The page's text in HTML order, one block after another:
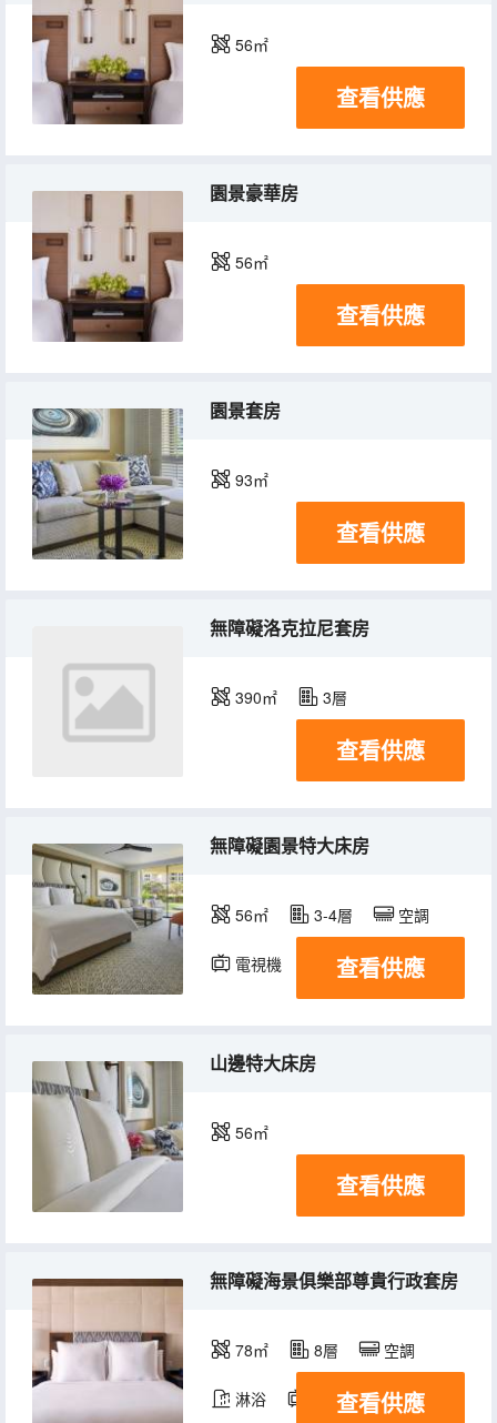
56㎡
查看供應
園景豪華房
56㎡
查看供應
園景套房
93㎡
查看供應
無障礙洛克拉尼套房
390㎡ 3層
查看供應
無障礙園景特大床房
56㎡ 3-4層 空調
電視機 查看供應
山邊特大床房
56㎡
查看供應
無障礙海景俱樂部尊貴行政套房
78㎡ 8層 空調
淋浴 電視機
查看供應